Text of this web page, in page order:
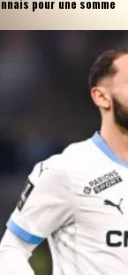
pour une somme